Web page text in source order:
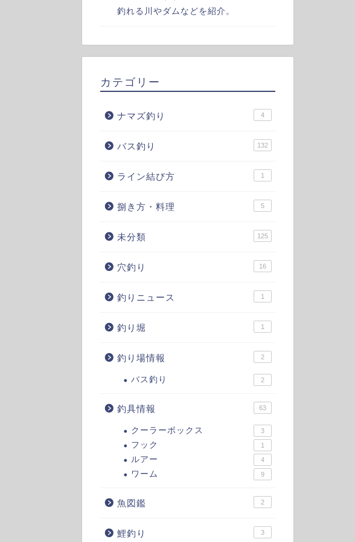
釣れる川やダムなどを紹介。
カテゴリー
ナマズ釣り 4
バス釣り 132
ライン結び方 1
捌き方・料理 5
未分類 125
穴釣り 16
釣りニュース 1
釣り堀 1
釣り場情報 2
バス釣り 2
釣具情報 63
クーラーボックス 3
フック 1
ルアー 4
ワーム 9
魚図鑑 2
鯉釣り 3